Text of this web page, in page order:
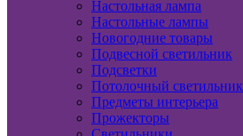
Настольная лампа
Настольные лампы
Новогодние товары
Подвесной светильник
Подсветки
Потолочный светильник
Предметы интерьера
Прожекторы